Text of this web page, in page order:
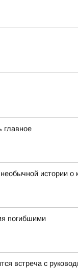
главное
истории
погибшими
встреча с